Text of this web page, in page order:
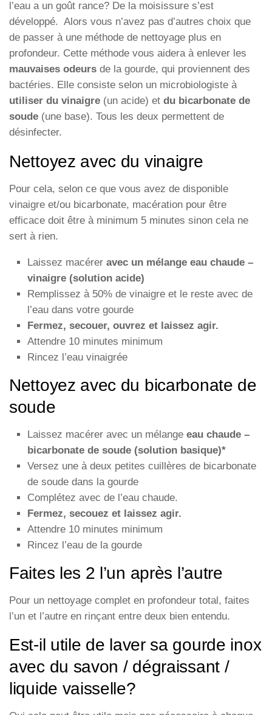
l’eau a un goût rance? De la moisissure s’est
développé. Alors vous n’avez pas d’autres choix que
de passer à une méthode de nettoyage plus en
profondeur. Cette méthode vous aidera à enlever les
mauvaises odeurs de la gourde, qui proviennent des
bactéries. Elle consiste selon un microbiologiste à
utiliser du vinaigre (un acide) et du bicarbonate de
soude (une base). Tous les deux permettent de
désinfecter.
Nettoyez avec du vinaigre
Pour cela, selon ce que vous avez de disponible
vinaigre et/ou bicarbonate, macération pour être
efficace doit être à minimum 5 minutes sinon cela ne
sert à rien.
Laissez macérer avec un mélange eau chaude –
vinaigre (solution acide)
Remplissez à 50% de vinaigre et le reste avec de
l’eau dans votre gourde
Fermez, secouer, ouvrez et laissez agir.
Attendre 10 minutes minimum
Rincez l’eau vinaigrée
Nettoyez avec du bicarbonate de
soude
Laissez macérer avec un mélange eau chaude –
bicarbonate de soude (solution basique)*
Versez une à deux petites cuillères de bicarbonate
de soude dans la gourde
Complétez avec de l’eau chaude.
Fermez, secouez et laissez agir.
Attendre 10 minutes minimum
Rincez l’eau de la gourde
Faites les 2 l’un après l’autre
Pour un nettoyage complet en profondeur total, faites
l’un et l’autre en rinçant entre deux bien entendu.
Est-il utile de laver sa gourde inox
avec du savon / dégraissant /
liquide vaisselle?